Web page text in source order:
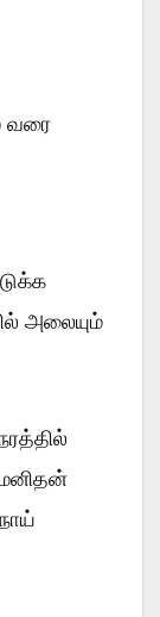
வரை
அலையும்